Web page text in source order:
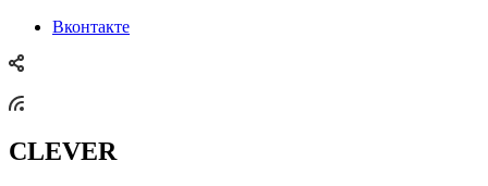
Вконтакте
CLEVER